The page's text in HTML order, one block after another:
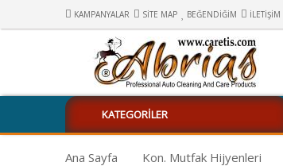
KAMPANYALAR SITE MAP BEĞENDIĞIM İLETIŞIM
KATEGORILER
Ana Sayfa Kon. Mutfak Hijyenleri